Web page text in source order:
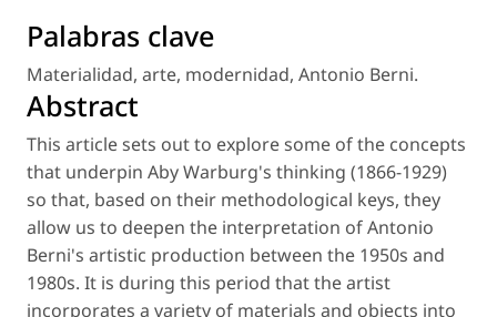
Palabras clave
Materialidad, arte, modernidad, Antonio Berni.
Abstract
This article sets out to explore some of the concepts
that underpin Aby Warburg's thinking (1866-1929)
so that, based on their methodological keys, they
allow us to deepen the interpretation of Antonio
Berni's artistic production between the 1950s and
1980s. It is during this period that the artist
incorporates a variety of materials and objects into